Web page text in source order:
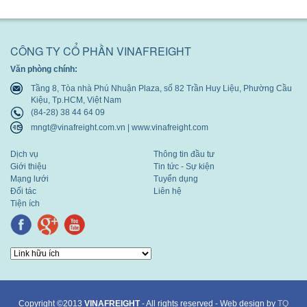
CÔNG TY CỔ PHẦN VINAFREIGHT
Văn phòng chính:
Tầng 8, Tòa nhà Phú Nhuận Plaza, số 82 Trần Huy Liệu, Phường Cầu
Kiệu, Tp.HCM, Việt Nam
(84-28) 38 44 64 09
mngt@vinafreight.com.vn | www.vinafreight.com
Dịch vụ
Giới thiệu
Mạng lưới
Đối tác
Tiện ích
Thông tin đầu tư
Tin tức - Sự kiện
Tuyển dụng
Liên hệ
Copyright ©2013 VINAFREIGHT- All rights reserved - Web design by TQ